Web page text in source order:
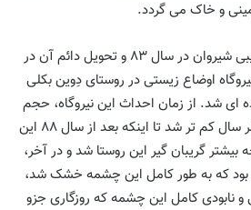
و ﺧﺎک ﻣﯽ ﮔﺮدد.
با احداث نیروگاه سیکل ترکیبی شیروان در سال ٨٣ و تحویل دائم آن در
این نیروگاه اوضاع زیستی در روستای دِوین بکلی
شد. از زمان احداث این نیروگاه، حجم
هر سال کم تر شد تا اینکه بعد از سال ٨٨ این
گریبان گیر این روستا شد و در آخر،
در سال های ١٣٩٣ تا ١٣٩۶ بود که به طور کامل این چشمه خشک شد،
نابودی کامل این چشمه که روزگاری جزو